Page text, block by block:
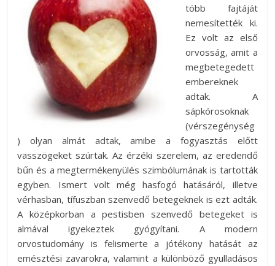
több fajtáját
nemesítették ki.
Ez volt az első
orvosság, amit a
megbetegedett
embereknek
adtak. A
sápkórosoknak
(vérszegénység
) olyan almát adtak, amibe a fogyasztás előtt
vasszögeket szúrtak. Az érzéki szerelem, az eredendő
bűn és a megtermékenyülés szimbólumának is tartották
egyben. Ismert volt még hasfogó hatásáról, illetve
vérhasban, tífuszban szenvedő betegeknek is ezt adták.
A középkorban a pestisben szenvedő betegeket is
almával igyekeztek gyógyítani. A modern
orvostudomány is felismerte a jótékony hatását az
emésztési zavarokra, valamint a különböző gyulladásos